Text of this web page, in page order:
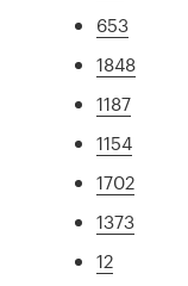
653
1848
1187
1154
1702
1373
12